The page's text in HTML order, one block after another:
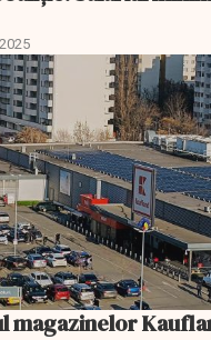
magazinelor